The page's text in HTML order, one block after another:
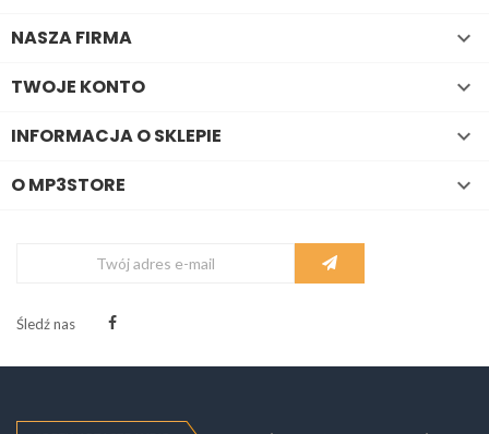
NASZA FIRMA 
TWOJE KONTO 
INFORMACJA O SKLEPIE 
O MP3STORE 
Śledź nas